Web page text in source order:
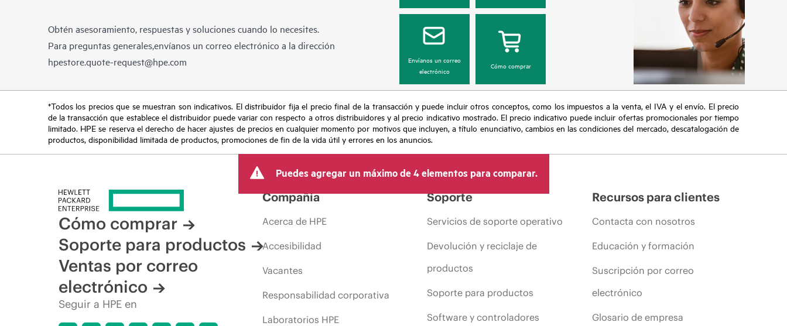
Obtén asesoramiento, respuestas y soluciones cuando lo necesites.
Para preguntas generales,envíanos un correo electrónico a la dirección
hpestore.quote-request@hpe.com
Envíanos un correo
electrónico
Cómo comprar
*Todos los precios que se muestran son indicativos. El distribuidor fija el precio final de la transacción y puede incluir otros conceptos, como los impuestos a la venta, el IVA y el envío. El precio
de la transacción que establece el distribuidor puede variar con respecto a otros distribuidores y al precio indicativo mostrado. El precio indicativo puede incluir ofertas promocionales por tiempo
limitado. HPE se reserva el derecho de hacer ajustes de precios en cualquier momento por motivos que incluyen, a título enunciativo, cambios en las condiciones del mercado, descatalogación de
productos, disponibilidad limitada de productos, promociones de fin de la vida útil y errores en los anuncios.
Puedes agregar un máximo de 4 elementos para comparar.
Cómo comprar
Soporte para productos
Ventas por correo
electrónico
Seguir a HPE en
Compañía
Acerca de HPE
Accesibilidad
Vacantes
Responsabilidad corporativa
Laboratorios HPE
Soporte
Servicios de soporte operativo
Devolución y reciclaje de
productos
Soporte para productos
Software y controladores
Recursos para clientes
Contacta con nosotros
Educación y formación
Suscripción por correo
electrónico
Glosario de empresa